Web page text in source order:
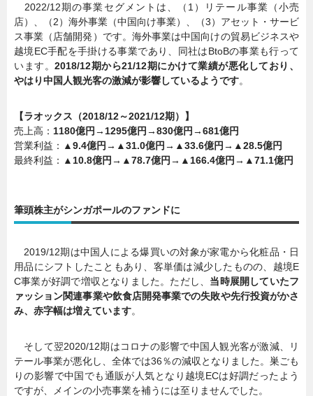
2022/12期の事業セグメントは、（1）リテール事業（小売
店）、（2）海外事業（中国向け事業）、（3）アセット・サービ
ス事業（店舗開発）です。海外事業は中国向けの貿易ビジネスや
越境EC手配を手掛ける事業であり、同社はBtoBの事業も行って
います。2018/12期から21/12期にかけて業績が悪化しており、
やはり中国人観光客の激減が影響しているようです。
【ラオックス（2018/12～2021/12期）】
売上高： 1180億円→1295億円→830億円→681億円
営業利益： ▲9.4億円→▲31.0億円→▲33.6億円→▲28.5億円
最終利益： ▲10.8億円→▲78.7億円→▲166.4億円→▲71.1億円
筆頭株主がシンガポールのファンドに
2019/12期は中国人による爆買いの対象が家電から化粧品・日
用品にシフトしたこともあり、客単価は減少したものの、越境E
C事業が好調で増収となりました。ただし、 当時展開していたフ
ァッション関連事業や飲食店開発事業での失敗や先行投資がかさ
み、赤字幅は増えています。
そして翌2020/12期はコロナの影響で中国人観光客が激減、リ
テール事業が悪化し、全体では36％の減収となりました。巣ごも
りの影響で中国でも通販が人気となり越境ECは好調だったよう
ですが、メインの小売事業を補うには至りませんでした。